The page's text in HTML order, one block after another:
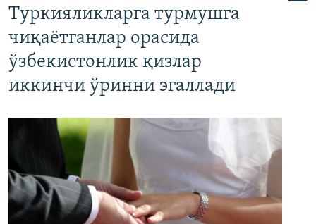
Туркияликларга турмушга
чиқаётганлар орасида
ўзбекистонлик қизлар
иккинчи ўринни эгаллади